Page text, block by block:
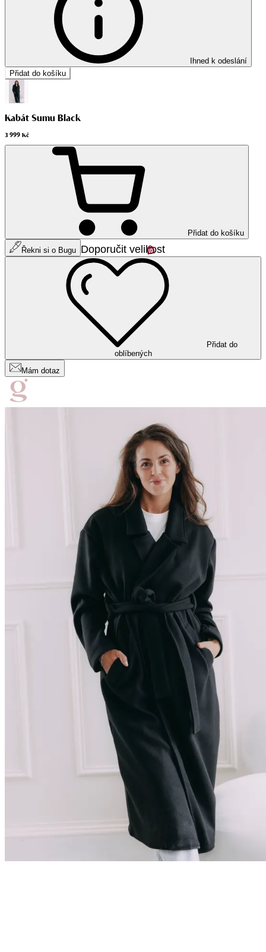
Ihned k odeslání
Přidat do košíku
Kabát Sumu Black
3 999 Kč
Přidat do košíku
Řekni si o Bugu Doporučit velikost
Přidat do
oblíbených
Mám dotaz